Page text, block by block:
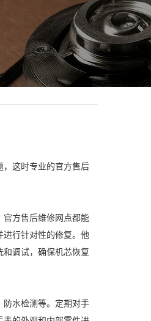
，这时专业的官方售后
官方售后维修网点都能
行针对性的修复。他
调试，确保机芯恢复
防水检测等。定期对手